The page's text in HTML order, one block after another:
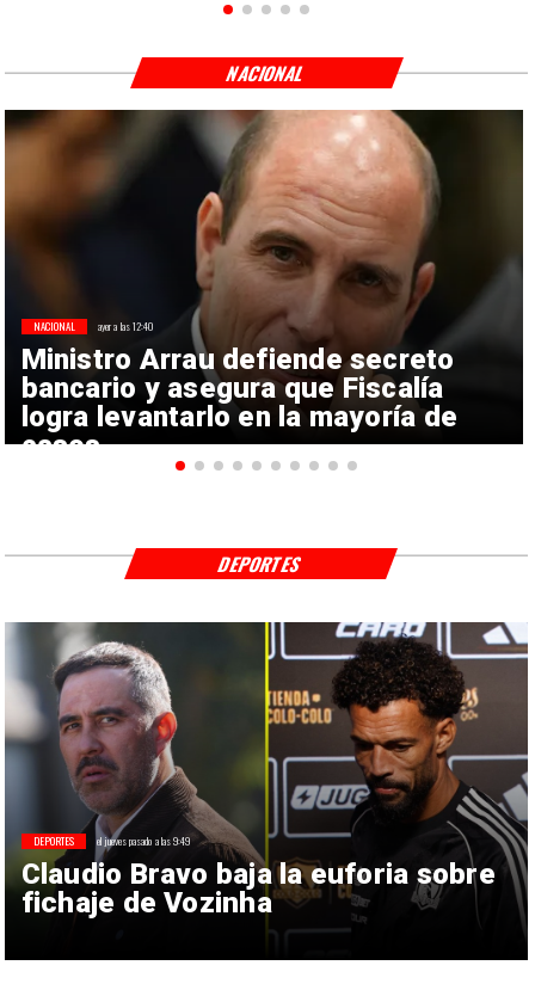
Ministro Arrau defiende secreto
bancario y asegura que Fiscalía
logra levantarlo en la mayoría de
casos
NACIONAL ayer a las 12:40
NACIONAL
Claudio Bravo baja la euforia sobre
fichaje de Vozinha
DEPORTES el jueves pasado a las 9:49
DEPORTES